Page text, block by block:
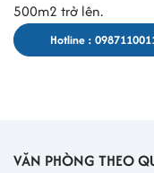
500m2 trở lên.
Hotline :
VĂN PHÒNG THEO